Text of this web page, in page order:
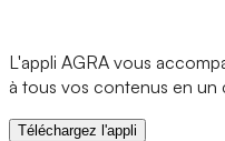
L'appli AGRA vous
à tous vos contenus en un
Téléchargez l'appli